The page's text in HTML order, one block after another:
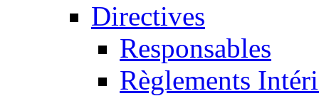
Directives
Responsables
Règlements